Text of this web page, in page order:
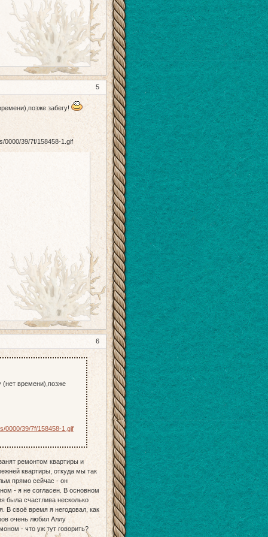
5
забегу!
6
(нет времени),позже
0000/39/7f/158458-1.gif
ремонтом квартиры и
квартиры, откуда мы так
прямо сейчас - он
- я не согласен. В основном
была счастлива несколько
В своё время я негодовал, как
очень любил Аллу
- что уж тут говорить?